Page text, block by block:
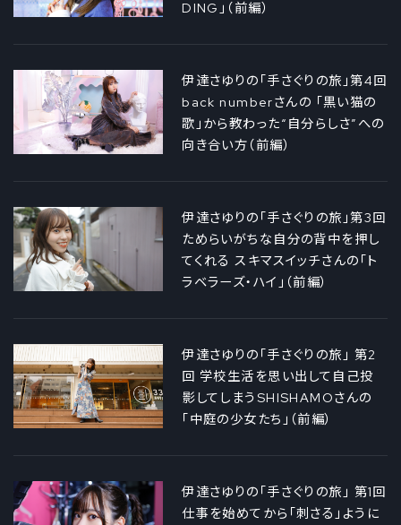
DING」（前編）
伊達さゆりの「手さぐりの旅」第4回
back numberさんの 「黒い猫の
歌」から教わった“自分らしさ”への
向き合い方（前編）
伊達さゆりの「手さぐりの旅」第3回
ためらいがちな自分の背中を押し
てくれる スキマスイッチさんの「ト
ラベラーズ・ハイ」（前編）
伊達さゆりの「手さぐりの旅」 第2
回 学校生活を思い出して自己投
影してしまうSHISHAMOさんの
「中庭の少女たち」（前編）
伊達さゆりの「手さぐりの旅」 第1回
仕事を始めてから「刺さる」ように